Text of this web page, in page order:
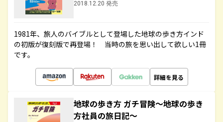
2018.12.20 発売
1981年、旅人のバイブルとして登場した地球の歩き方インド
の初版が復刻版で再登場！ 当時の旅を思い出して欲しい1冊
です。
詳細を見る
地球の歩き方 ガチ冒険～地球の歩き
方社員の旅日記～